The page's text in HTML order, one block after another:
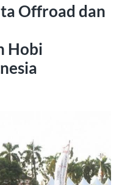
Offroad dan
Hobi